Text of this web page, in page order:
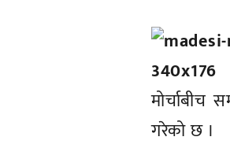
मोर्चाबीच
गरेको छ ।